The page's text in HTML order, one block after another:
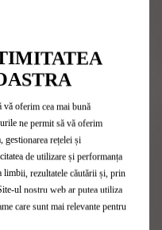
care utilizează mai
vehiculului tău
din interior și
pentru a reduce
conduce. Când este
să livreze putere și
oferim cea mai bună
ne permit să vă oferim
gestionarea rețelei și
de utilizare și performanța
limbii, rezultatele căutării și, prin
ul nostru web ar putea utiliza
care sunt mai relevante pentru